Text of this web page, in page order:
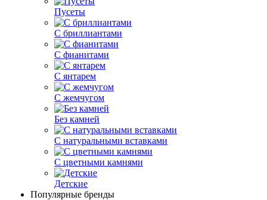
Пусеты
С бриллиантами
С фианитами
С янтарем
С жемчугом
Без камней
С натуральными вставками
С цветными камнями
Детские
Популярные бренды